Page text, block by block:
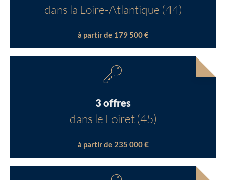
dans la Loire-Atlantique (44)
à partir de 179 500 €
3 offres
dans le Loiret (45)
à partir de 235 000 €